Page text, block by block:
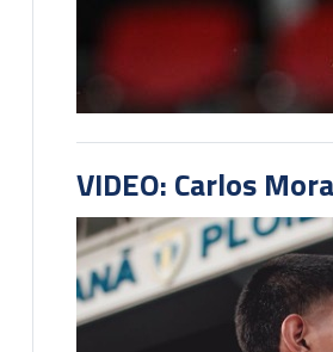
VIDEO: Carlos